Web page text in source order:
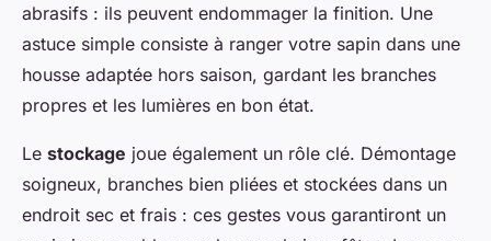
abrasifs : ils peuvent endommager la finition. Une
astuce simple consiste à ranger votre sapin dans une
housse adaptée hors saison, gardant les branches
propres et les lumières en bon état.
Le stockage joue également un rôle clé. Démontage
soigneux, branches bien pliées et stockées dans un
endroit sec et frais : ces gestes vous garantiront un